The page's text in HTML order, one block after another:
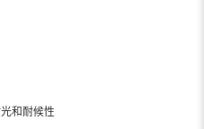
和耐候性